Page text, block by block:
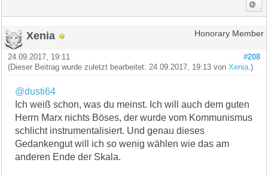
Xenia Honorary Member
#208
24.09.2017, 19:11
(Dieser Beitrag wurde zuletzt bearbeitet: 24.09.2017, 19:13 vonXenia.)
@dusti64
Ich weiß schon, was du meinst. Ich will auch dem guten
Herrn Marx nichts Böses, der wurde vom Kommunismus
schlicht instrumentalisiert. Und genau dieses
Gedankengut will ich so wenig wählen wie das am
anderen Ende der Skala.